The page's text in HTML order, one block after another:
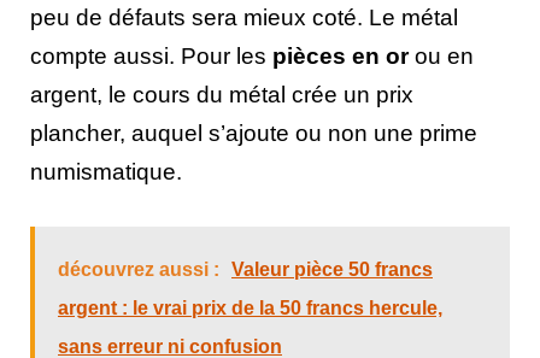
peu de défauts sera mieux coté. Le métal
compte aussi. Pour les pièces en orou en
argent, le cours du métal crée un prix
plancher, auquel s’ajoute ou non une prime
numismatique.
découvrez aussi :
Valeur pièce 50 francs
argent : le vrai prix de la 50 francs hercule,
sans erreur ni confusion